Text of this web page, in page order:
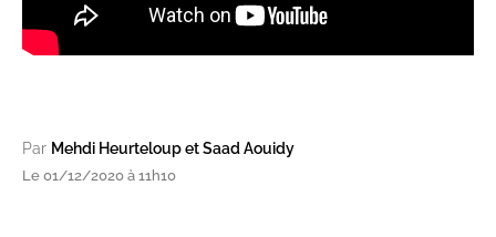
Par Mehdi Heurteloup et Saad Aouidy
Le 01/12/2020 à 11h10